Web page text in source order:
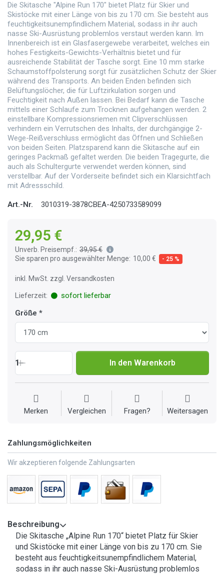
Die Skitasche "Alpine Run 170" bietet Platz für Skier und
Skistöcke mit einer Länge von bis zu 170 cm. Sie besteht aus
feuchtigkeitsunempfindlichem Material, sodass in ihr auch
nasse Ski-Ausrüstung problemlos verstaut werden kann. Im
Innenbereich ist ein Glasfasergewebe verarbeitet, welches ein
hohes Festigkeits-Gewichts-Verhältnis bietet und für
ausreichende Stabilität der Tasche sorgt. Eine 10 mm starke
Schaumstoffpolsterung sorgt für zusätzlichen Schutz der Skier
während des Transports. An beiden Enden befinden sich
Belüftungslöcher, die für Luftzirkulation sorgen und
Feuchtigkeit nach Außen lassen. Bei Bedarf kann die Tasche
mittels einer Schlaufe zum Trocknen aufgehangen werden. 2
einstellbare Kompressionsriemen mit Clipverschlüssen
verhindern ein Verrutschen des Inhalts, der durchgängige 2-
Wege-Reißverschluss ermöglicht das Öffnen und Schließen
von beiden Seiten. Platzsparend kann die Skitasche auf ein
geringes Packmaß gefaltet werden. Die beiden Tragegurte, die
auch als Schultergurte verwendet werden können, sind
verstellbar. Auf der Vorderseite befindet sich ein Klarsichtfach
mit Adressschild.
Art.-Nr. 3010319-3878CBEA-4250733589099
29,95 €
Unverb. Preisempf.: 39,95 €
Sie sparen pro ausgewählter Menge: 10,00 € - 25 %
inkl. MwSt. zzgl. Versandkosten
Lieferzeit:
sofort lieferbar
Größe
1 In den Warenkorb
Merken Vergleichen Fragen? Weitersagen
Zahlungsmöglichkeiten
Wir akzeptieren folgende Zahlungsarten
Beschreibung
Die Skitasche „Alpine Run 170“ bietet Platz für Skier
und Skistöcke mit einer Länge von bis zu 170 cm. Sie
besteht aus feuchtigkeitsunempfindlichem Material,
sodass in ihr auch nasse Ski-Ausrüstung problemlos